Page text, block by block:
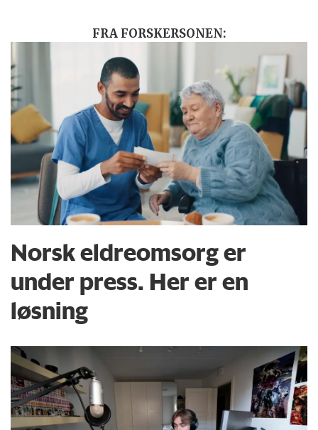
FRA FORSKERSONEN:
Norsk eldreomsorg er
under press. Her er en
løsning